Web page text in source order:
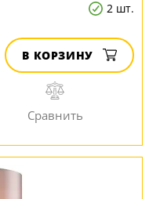
2 шт.
В КОРЗИНУ